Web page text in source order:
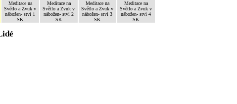
Meditace na
Světlo a Zvuk v
nábožen- ství 1
SK
Meditace na
Světlo a Zvuk v
nábožen- ství 2
SK
Meditace na
Světlo a Zvuk v
nábožen- ství 3
SK
Meditace na
Světlo a Zvuk v
nábožen- ství 4
SK